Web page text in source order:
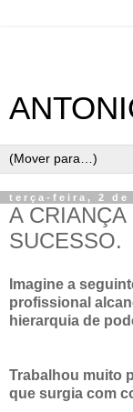
terça-feira, 2 de
A
SUCESSO.
Imagine a
profissional
hierarquia de
Trabalhou muito
que surgia com